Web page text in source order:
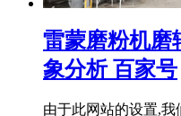
雷蒙磨粉机磨
象分析 百家号
由于此网站的设置,我